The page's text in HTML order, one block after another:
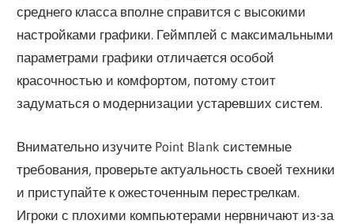
среднего класса вполне справится с высокими
настройками графики. Геймплей с максимальными
параметрами графики отличается особой
красочностью и комфортом, потому стоит
задуматься о модернизации устаревших систем.
Внимательно изучите Point Blank системные
требования, проверьте актуальность своей техники
и приступайте к ожесточенным перестрелкам.
Игроки с плохими компьютерами нервничают из-за